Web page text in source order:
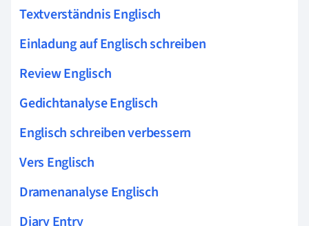
Textverständnis Englisch
Einladung auf Englisch schreiben
Review Englisch
Gedichtanalyse Englisch
Englisch schreiben verbessern
Vers Englisch
Dramenanalyse Englisch
Diary Entry